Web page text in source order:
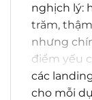
nghịch lý:
trăm,
nhưng
điểm yếu
các
cho mỗi